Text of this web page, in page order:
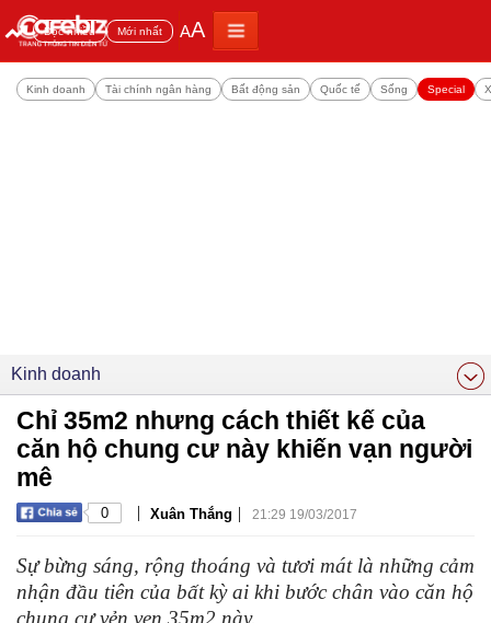
Đọc nhiều Mới nhất AA
Kinh doanh Tài chính ngân hàng Bất động sản Quốc tế Sống Special
Kinh doanh
Chỉ 35m2 nhưng cách thiết kế của
căn hộ chung cư này khiến vạn người
mê
0 | Xuân Thắng | 21:29 19/03/2017
Sự bừng sáng, rộng thoáng và tươi mát là những cảm
nhận đầu tiên của bất kỳ ai khi bước chân vào căn hộ
chung cư vẻn vẹn 35m2 này.